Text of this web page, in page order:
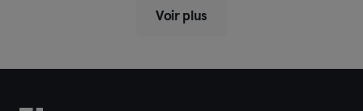
Voir plus